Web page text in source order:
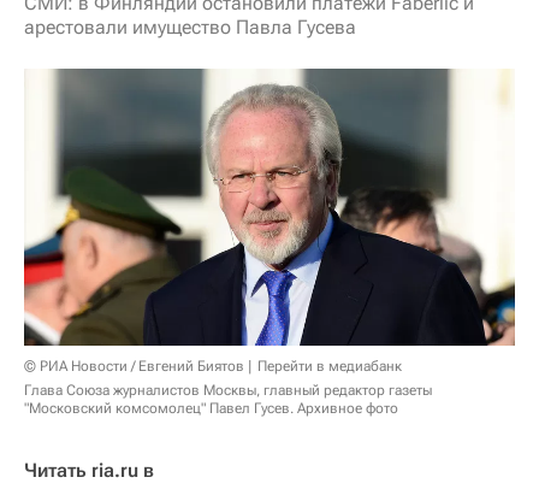
арестовали имущество Павла Гусева
© РИА Новости / Евгений Биятов
Перейти в медиабанк
Глава Союза журналистов Москвы, главный редактор газеты
"Московский комсомолец" Павел Гусев. Архивное фото
Читать ria.ru в